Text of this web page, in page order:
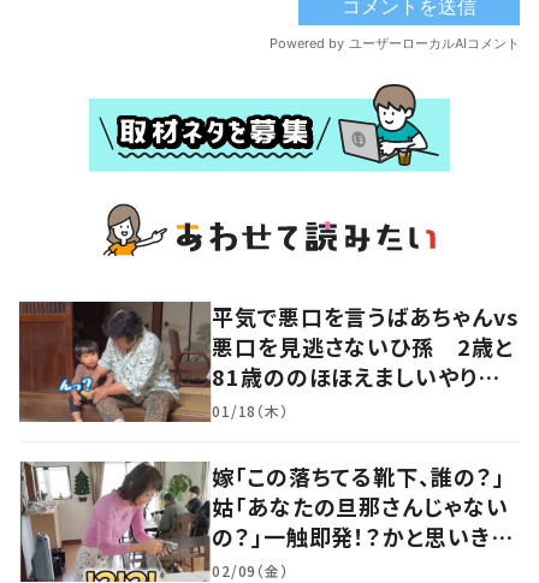
平気で悪口を言うばあちゃんvs
悪口を見逃さないひ孫 2歳と
81歳ののほほえましいやり取り
に「口悪いけど可愛い」の声
01/18（木）
嫁「この落ちてる靴下、誰の？」
姑「あなたの旦那さんじゃない
の？」一触即発！？かと思いき
や…持ち主が判明し「声だして
02/09（金）